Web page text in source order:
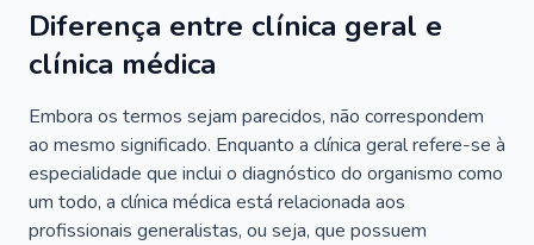
Diferença entre clínica geral e
clínica médica
Embora os termos sejam parecidos, não correspondem
ao mesmo significado. Enquanto a clínica geral refere-se à
especialidade que inclui o diagnóstico do organismo como
um todo, a clínica médica está relacionada aos
profissionais generalistas, ou seja, que possuem